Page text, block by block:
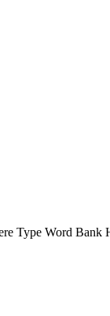
Type Word Bank